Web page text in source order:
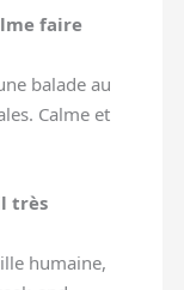
faire
balade au
Calme et
très
humaine,